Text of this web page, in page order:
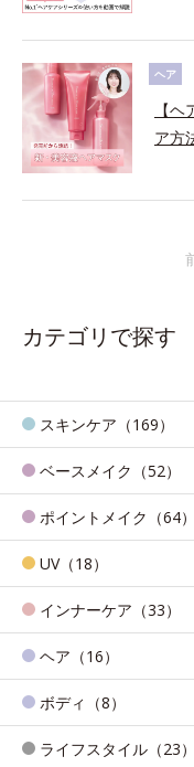
ヘア
【
ア方
カテゴリで探す
スキンケア（169）
ベースメイク（52）
ポイントメイク（64）
UV（18）
インナーケア（33）
ヘア（16）
ボディ（8）
ライフスタイル（23）